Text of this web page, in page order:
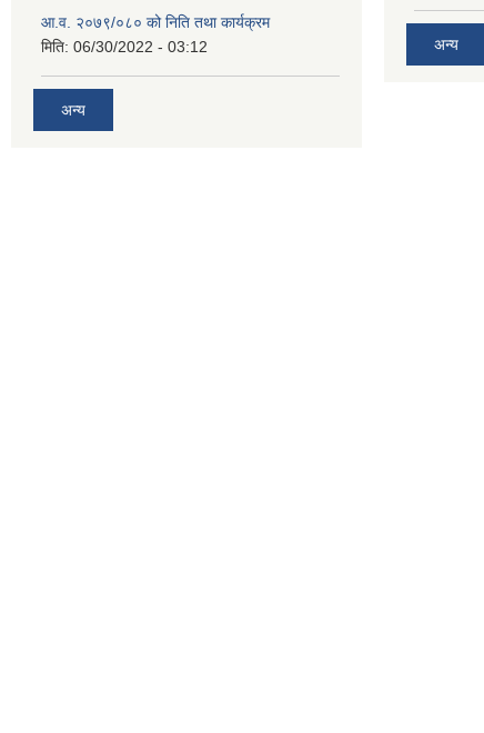
आ.व. २०७९/०८० को निति तथा कार्यक्रम
मिति: 06/30/2022 - 03:12
अन्य
अन्य